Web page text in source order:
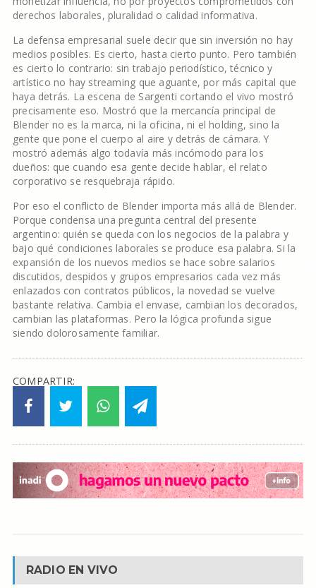
derechos laborales, pluralidad o calidad informativa.
La defensa empresarial suele decir que sin inversión no hay
medios posibles. Es cierto, hasta cierto punto. Pero también
es cierto lo contrario: sin trabajo periodístico, técnico y
artístico no hay streaming que aguante, por más capital que
haya detrás. La escena de Sargenti cortando el vivo mostró
precisamente eso. Mostró que la mercancía principal de
Blender no es la marca, ni la oficina, ni el holding, sino la
gente que pone el cuerpo al aire y detrás de cámara. Y
mostró además algo todavía más incómodo para los
dueños: que cuando esa gente decide hablar, el relato
corporativo se resquebraja rápido.
Por eso el conflicto de Blender importa más allá de Blender.
Porque condensa una pregunta central del presente
argentino: quién se queda con los negocios de la palabra y
bajo qué condiciones laborales se produce esa palabra. Si la
expansión de los nuevos medios se hace sobre salarios
discutidos, despidos y grupos empresarios cada vez más
enlazados con contratos públicos, la novedad se vuelve
bastante relativa. Cambia el envase, cambian los decorados,
cambian las plataformas. Pero la lógica profunda sigue
siendo dolorosamente familiar.
COMPARTIR:
RADIO EN VIVO